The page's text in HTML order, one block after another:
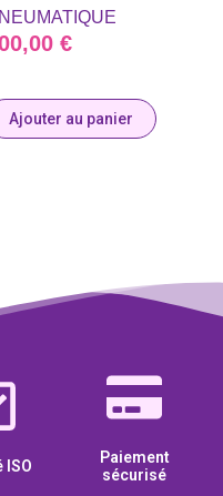
€
Ajouter au panier
ISO
Paiement
sécurisé